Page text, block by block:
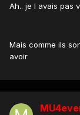
Ah.. je l avais pas
Mais comme ils
avoir